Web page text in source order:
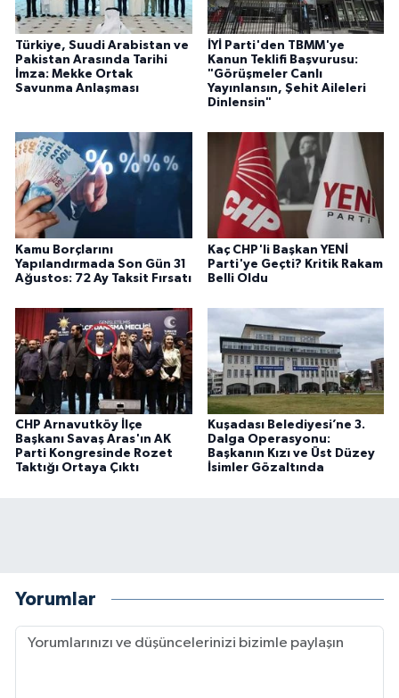
Türkiye, Suudi Arabistan ve
Pakistan Arasında Tarihi
İmza: Mekke Ortak
Savunma Anlaşması
İYİ Parti'den TBMM'ye
Kanun Teklifi Başvurusu:
"Görüşmeler Canlı
Yayınlansın, Şehit Aileleri
Dinlensin"
Kamu Borçlarını
Yapılandırmada Son Gün 31
Ağustos: 72 Ay Taksit Fırsatı
Kaç CHP'li Başkan YENİ
Parti'ye Geçti? Kritik Rakam
Belli Oldu
CHP Arnavutköy İlçe
Başkanı Savaş Aras'ın AK
Parti Kongresinde Rozet
Taktığı Ortaya Çıktı
Kuşadası Belediyesi’ne 3.
Dalga Operasyonu:
Başkanın Kızı ve Üst Düzey
İsimler Gözaltında
Yorumlar